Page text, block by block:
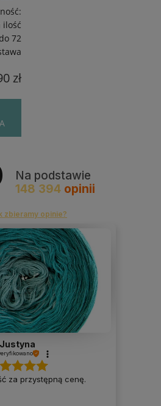
ilość
do 72
zł
Na podstawie
148 394 opinii
zbieramy opinie?
Justyna
za przystępną cenę.